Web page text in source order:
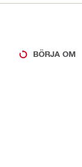
BÖRJA OM